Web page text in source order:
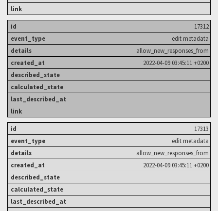
17312
edit metadata
allow_new_responses_from
2022-04-09 03:45:11 +0200
17313
edit metadata
allow_new_responses_from
2022-04-09 03:45:11 +0200